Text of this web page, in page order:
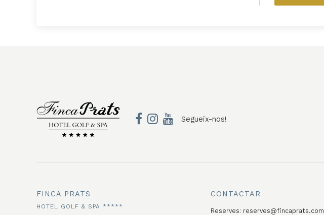
Segueix-nos!
FINCA PRATS
HOTEL GOLF & SPA *****
CONTACTAR
Reserves: reserves@fincaprats.com